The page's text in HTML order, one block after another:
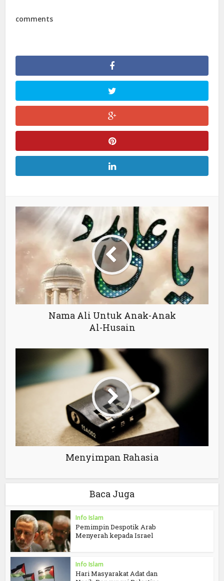
comments
Nama Ali Untuk Anak-Anak
Al-Husain
Menyimpan Rahasia
Baca Juga
Info Islam
Pemimpin Despotik Arab
Menyerah kepada Israel
Info Islam
Hari Masyarakat Adat dan